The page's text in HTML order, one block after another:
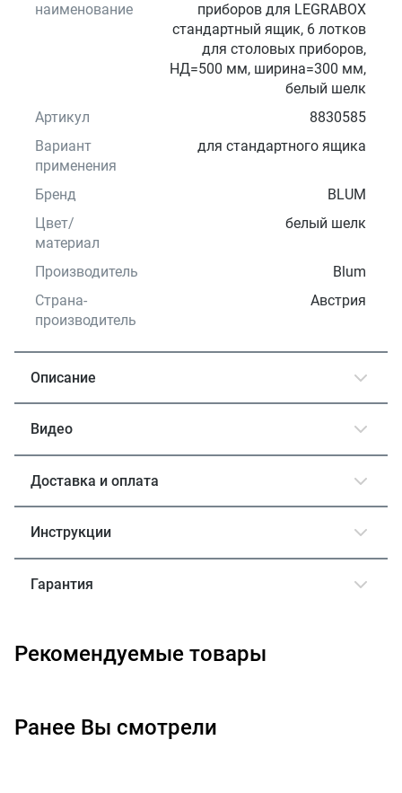
наименование
приборов для LEGRABOX
стандартный ящик, 6 лотков
для столовых приборов,
НД=500 мм, ширина=300 мм,
белый шелк
Артикул
8830585
Вариант
применения
для стандартного ящика
Бренд
BLUM
Цвет/
материал
белый шелк
Производитель
Blum
Страна-
производитель
Австрия
Описание
Видео
Доставка и оплата
Инструкции
Гарантия
Рекомендуемые товары
Ранее Вы смотрели